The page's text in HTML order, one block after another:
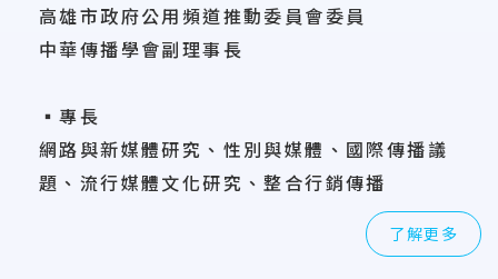
高雄市政府公用頻道推動委員會委員
中華傳播學會副理事長
▪專長
網路與新媒體研究、性別與媒體、國際傳播議
題、流行媒體文化研究、整合行銷傳播
了解更多